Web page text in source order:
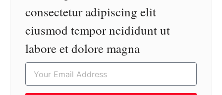
consectetur adipiscing elit
eiusmod tempor ncididunt ut
labore et dolore magna